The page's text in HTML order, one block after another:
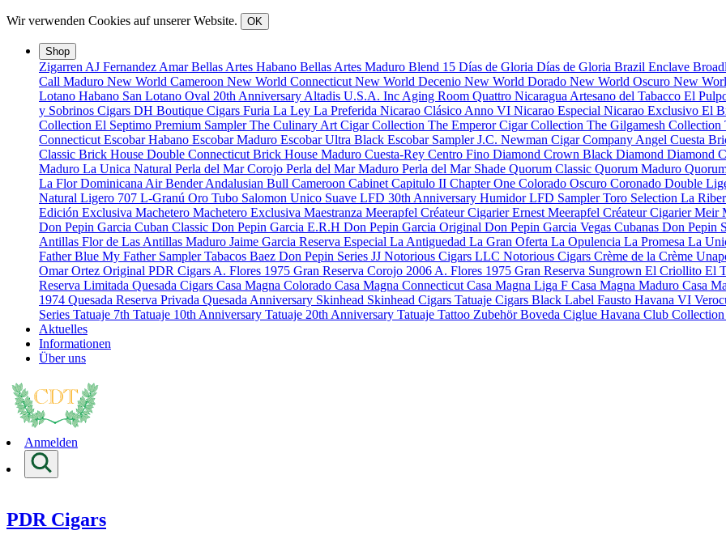
Wir verwenden Cookies auf unserer Website. OK
Shop
Zigarren AJ Fernandez AmarBellas Artes Habano Bellas Artes Maduro Blend 15 Días de Gloria Días de Gloria Brazil Enclave
Call Maduro New World Cameroon New World Connecticut New World Decenio New World Dorado New World Oscuro New
Lotano Habano San Lotano Oval 20th Anniversary Altadis U.S.A. Inc Aging Room Quattro Nicaragua Artesano del Tabacco El
y Sobrinos Cigars DH Boutique Cigars Furia La Ley La Preferida Nicarao Clásico Anno VI Nicarao Especial Nicarao Exclusivo El
Collection El Septimo Premium SamplerThe Culinary Art Cigar Collection The Emperor Cigar Collection The Gilgamesh Collection
Connecticut Escobar Habano Escobar Maduro Escobar Ultra Black Escobar SamplerJ.C. Newman Cigar Company Angel Cuesta
Classic Brick House Double Connecticut Brick House Maduro Cuesta-Rey Centro Fino Diamond Crown Black Diamond Diamond
Maduro La Unica Natural Perla del Mar Corojo Perla del Mar Maduro Perla del Mar Shade Quorum Classic Quorum Maduro
La Flor Dominicana Air BenderAndalusian Bull Cameroon Cabinet Capitulo II Chapter One Colorado Oscuro Coronado Double
Natural Ligero 707 L-Granú Oro Tubo Salomon Unico Suave LFD 30th Anniversary HumidorLFD Sampler Toro Selection La
Edición Exclusiva Machetero Machetero Exclusiva Maestranza Meerapfel Créateur Cigarier Ernest Meerapfel Créateur Cigarier Meir
Don Pepin Garcia Cuban Classic Don Pepin Garcia E.R.H Don Pepin Garcia Original Don Pepin Garcia Vegas Cubanas Don Pepin
Antillas Flor de Las Antillas Maduro Jaime Garcia Reserva Especial La Antiguedad La Gran Oferta La Opulencia La Promesa La
Father Blue My Father SamplerTabacos Baez Don Pepin Series JJ Notorious Cigars LLC Notorious Cigars Crème de la Crème
Omar Ortez Original PDR Cigars A. Flores 1975 Gran Reserva Corojo 2006 A. Flores 1975 Gran Reserva Sungrown El Criollito El
Reserva Limitada Quesada Cigars Casa Magna Colorado Casa Magna Connecticut Casa Magna Liga F Casa Magna Maduro Casa
1974 Quesada Reserva Privada Quesada Anniversary Skinhead Skinhead Cigars Tatuaje Cigars Black Label Fausto Havana VI
Series Tatuaje 7th Tatuaje 10th Anniversary Tatuaje 20th Anniversary Tatuaje Tattoo ZubehörBoveda Ciglue Havana Club Collection
Aktuelles
Informationen
Über uns
Anmelden
PDR Cigars